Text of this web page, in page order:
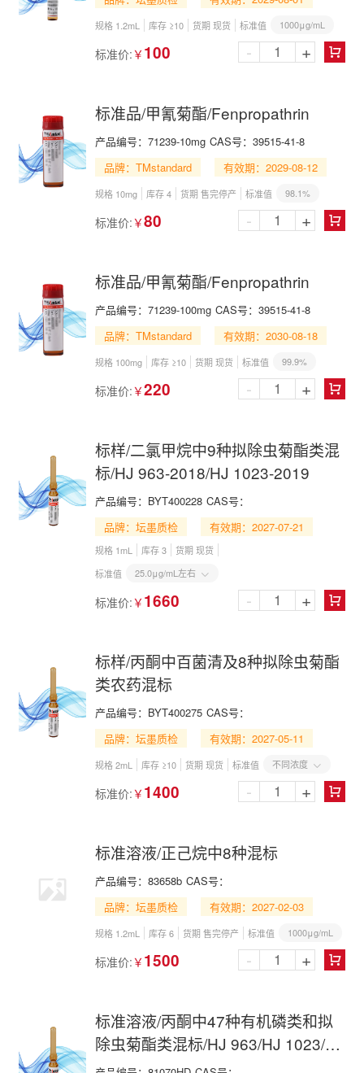
规格 1.2mL 库存 ≥10 货期 现货 标准值 1000μg/mL
标准价: ￥ 100 
- +
标准品/甲氰菊酯/Fenpropathrin
产品编号： 71239-10mg CAS号： 39515-41-8
品牌：TMstandard
有效期：2029-08-12
规格 10mg 库存 4 货期 售完停产 标准值 98.1%
标准价: ￥80 
- +
标准品/甲氰菊酯/Fenpropathrin
产品编号： 71239-100mg CAS号： 39515-41-8
品牌：TMstandard
有效期：2030-08-18
规格 100mg 库存 ≥10 货期 现货 标准值 99.9%
标准价: ￥220 
- +
标样/二氯甲烷中9种拟除虫菊酯类混
标/HJ 963-2018/HJ 1023-2019
产品编号： BYT400228 CAS号：
品牌：坛墨质检
有效期：2027-07-21
规格 1mL 库存 3
货期 现货
标准值
25.0μg/mL左右 
标准价: ￥ 1660 
- +
标样/丙酮中百菌清及8种拟除虫菊酯
类农药混标
产品编号： BYT400275 CAS号：
品牌：坛墨质检
有效期：2027-05-11
规格 2mL 库存 ≥10 货期 现货 标准值 不同浓度 
标准价: ￥ 1400 
- +
标准溶液/正己烷中8种混标
产品编号： 83658b CAS号：
品牌：坛墨质检
有效期：2027-02-03
规格 1.2mL 库存 6 货期 售完停产 标准值 1000μg/mL
标准价: ￥ 1500 
- +
标准溶液/丙酮中47种有机磷类和拟
除虫菊酯类混标/HJ 963/HJ 1023/47
Organophosphorus and Pyrethroid